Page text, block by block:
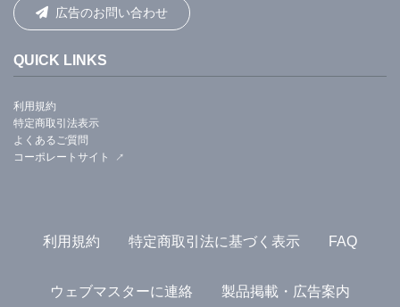
広告のお問い合わせ
QUICK LINKS
利用規約
特定商取引法表示
よくあるご質問
コーポレートサイト
利用規約 特定商取引法に基づく表示 FAQ
ウェブマスターに連絡 製品掲載・広告案内